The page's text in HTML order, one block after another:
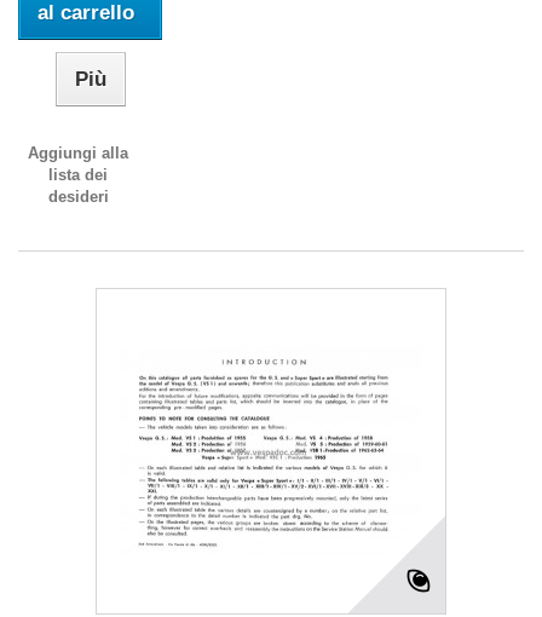
al carrello
Più
Aggiungi alla
lista dei
desideri